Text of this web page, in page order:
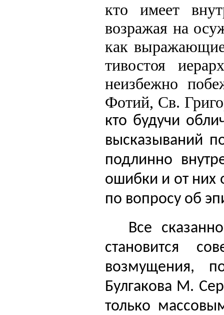
кто имеет
возражая на
как
тивостоя
неизбеж­но
Фотий, Св.
кто будучи
высказываний
подлинно
ошибки и от них
по вопросу об
Все
становится
возмущения,
Булгакова М.
только